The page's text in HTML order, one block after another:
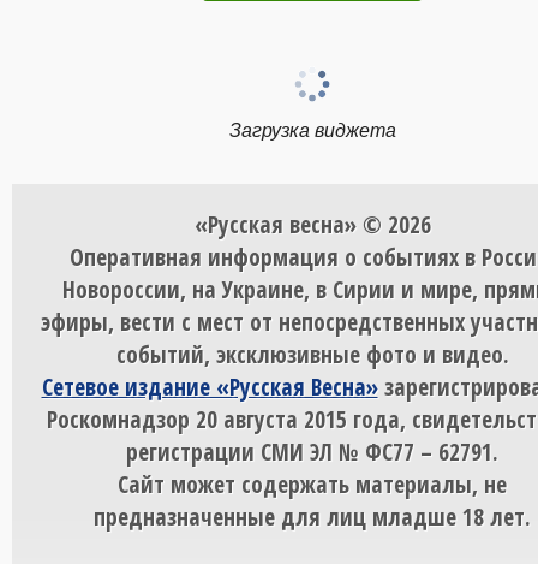
Загрузка виджета
«Русская весна» © 2026
Оперативная информация о событиях в
Новороссии, на Украине, в Сирии и мире,
эфиры, вести с мест от непосредственных
событий, эксклюзивные фото и видео.
Сетевое издание «Русская Весна»
Роскомнадзор 20 августа 2015 года,
регистрации СМИ ЭЛ № ФС77 – 62791.
Сайт может содержать материалы, не
предназначенные для лиц младше 18 лет.